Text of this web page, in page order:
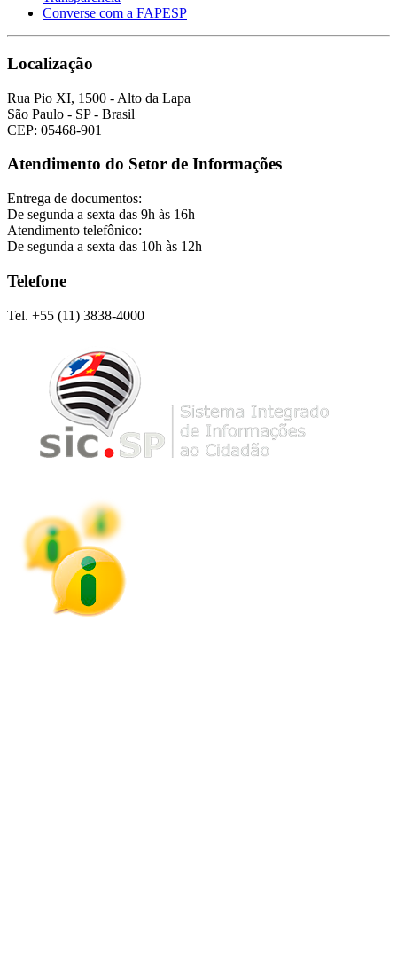
Converse com a FAPESP
Localização
Rua Pio XI, 1500 - Alto da Lapa
São Paulo - SP - Brasil
CEP: 05468-901
Atendimento do Setor de Informações
Entrega de documentos:
De segunda a sexta das 9h às 16h
Atendimento telefônico:
De segunda a sexta das 10h às 12h
Telefone
Tel. +55 (11) 3838-4000